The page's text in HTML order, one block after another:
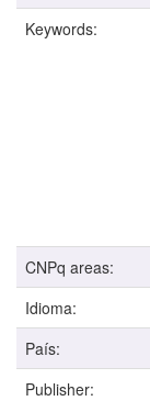
Keywords:
CNPq areas:
Idioma:
País:
Publisher: